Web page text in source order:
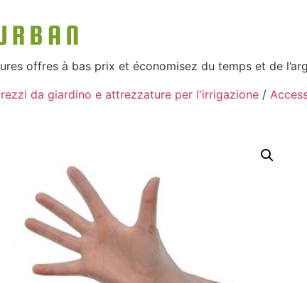
offres à bas prix et économisez du temps et de
da giardino e attrezzature per l'irrigazione /